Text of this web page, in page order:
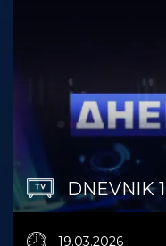
DNEVNIK 1
19.03.2026